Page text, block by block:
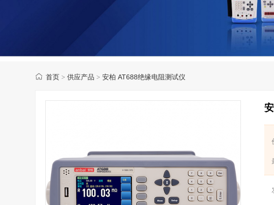
首页 > 供应产品 > 安柏 AT688绝缘电阻测试仪